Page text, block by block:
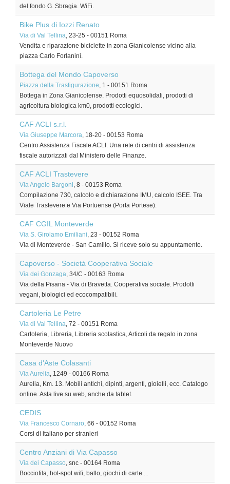
del fondo G. Sbragia. WiFi.
Bike Plus di Iozzi Renato
Via di Val Tellina, 23-25 - 00151 Roma
Vendita e riparazione biciclette in zona Gianicolense vicino alla
piazza Carlo Forlanini.
Bottega del Mondo Capoverso
Piazza della Trasfigurazione, 1 - 00151 Roma
Bottega in Zona Gianicolense. Prodotti equosolidali, prodotti di
agricoltura biologica km0, prodotti ecologici.
CAF ACLI s.r.l.
Via Giuseppe Marcora, 18-20 - 00153 Roma
Centro Assistenza Fiscale ACLI. Una rete di centri di assistenza
fiscale autorizzati dal Ministero delle Finanze.
CAF ACLI Trastevere
Via Angelo Bargoni, 8 - 00153 Roma
Compilazione 730, calcolo e dichiarazione IMU, calcolo ISEE. Tra
Viale Trastevere e Via Portuense (Porta Portese).
CAF CGIL Monteverde
Via S. Girolamo Emiliani, 23 - 00152 Roma
Via di Monteverde - San Camillo. Si riceve solo su appuntamento.
Capoverso - Società Cooperativa Sociale
Via dei Gonzaga, 34/C - 00163 Roma
Via della Pisana - Via di Bravetta. Cooperativa sociale. Prodotti
vegani, biologici ed ecocompatibili.
Cartoleria Le Petre
Via di Val Tellina, 72 - 00151 Roma
Cartoleria, Libreria, Libreria scolastica, Articoli da regalo in zona
Monteverde Nuovo
Casa d'Aste Colasanti
Via Aurelia, 1249 - 00166 Roma
Aurelia, Km. 13. Mobili antichi, dipinti, argenti, gioielli, ecc. Catalogo
online. Asta live su web, anche da tablet.
CEDIS
Via Francesco Cornaro, 66 - 00152 Roma
Corsi di italiano per stranieri
Centro Anziani di Via Capasso
Via dei Capasso, snc - 00164 Roma
Bocciofila, hot-spot wifi, ballo, giochi di carte ...